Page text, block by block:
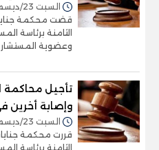
السبت 23/ديسمبر/2023 - 08:32 م
قضت محكمة جنايات
الثامنة برئاسة
وعضوية المستشار
تأجيل محاكمة
وإصابة أخرين
السبت 23/ديسمبر/2023 - 06:20 م
قررت محكمة جنايات
الثامنة برئاسة